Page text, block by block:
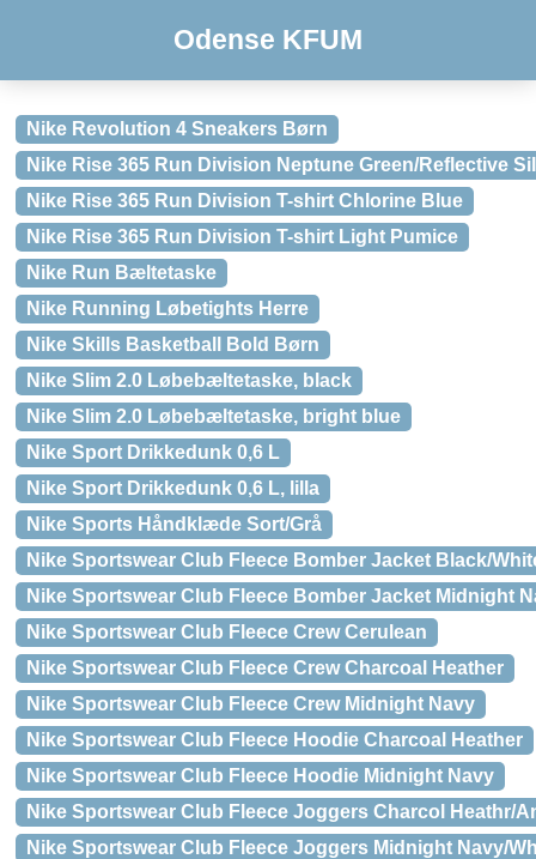
Odense KFUM
Nike Revolution 4 Sneakers Børn
Nike Rise 365 Run Division Neptune Green/Reflective
Nike Rise 365 Run Division T-shirt Chlorine Blue
Nike Rise 365 Run Division T-shirt Light Pumice
Nike Run Bæltetaske
Nike Running Løbetights Herre
Nike Skills Basketball Bold Børn
Nike Slim 2.0 Løbebæltetaske, black
Nike Slim 2.0 Løbebæltetaske, bright blue
Nike Sport Drikkedunk 0,6 L
Nike Sport Drikkedunk 0,6 L, lilla
Nike Sports Håndklæde Sort/Grå
Nike Sportswear Club Fleece Bomber Jacket Black/
Nike Sportswear Club Fleece Bomber Jacket Midnight
Nike Sportswear Club Fleece Crew Cerulean
Nike Sportswear Club Fleece Crew Charcoal Heather
Nike Sportswear Club Fleece Crew Midnight Navy
Nike Sportswear Club Fleece Hoodie Charcoal Heather
Nike Sportswear Club Fleece Hoodie Midnight Navy
Nike Sportswear Club Fleece Joggers Charcol Heathr/
Nike Sportswear Club Fleece Joggers Midnight Navy/